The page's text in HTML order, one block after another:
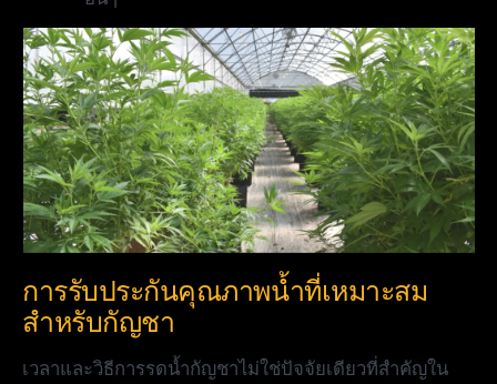
การรับประกันคุณภาพน้ำที่เหมาะสม
สำหรับกัญชา
เวลาและวิธีการรดน้ำกัญชาไม่ใช่ปัจจัยเดียวที่สำคัญใน